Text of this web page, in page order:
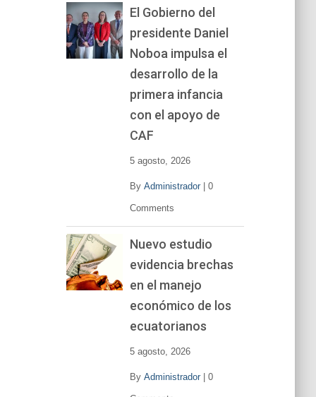
El Gobierno del
presidente Daniel
Noboa impulsa el
desarrollo de la
primera infancia
con el apoyo de
CAF
5 agosto, 2026
By Administrador| 0
Comments
Nuevo estudio
evidencia brechas
en el manejo
económico de los
ecuatorianos
5 agosto, 2026
By Administrador| 0